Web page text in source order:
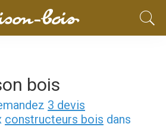
bois
3 devis
constructeurs bois dans